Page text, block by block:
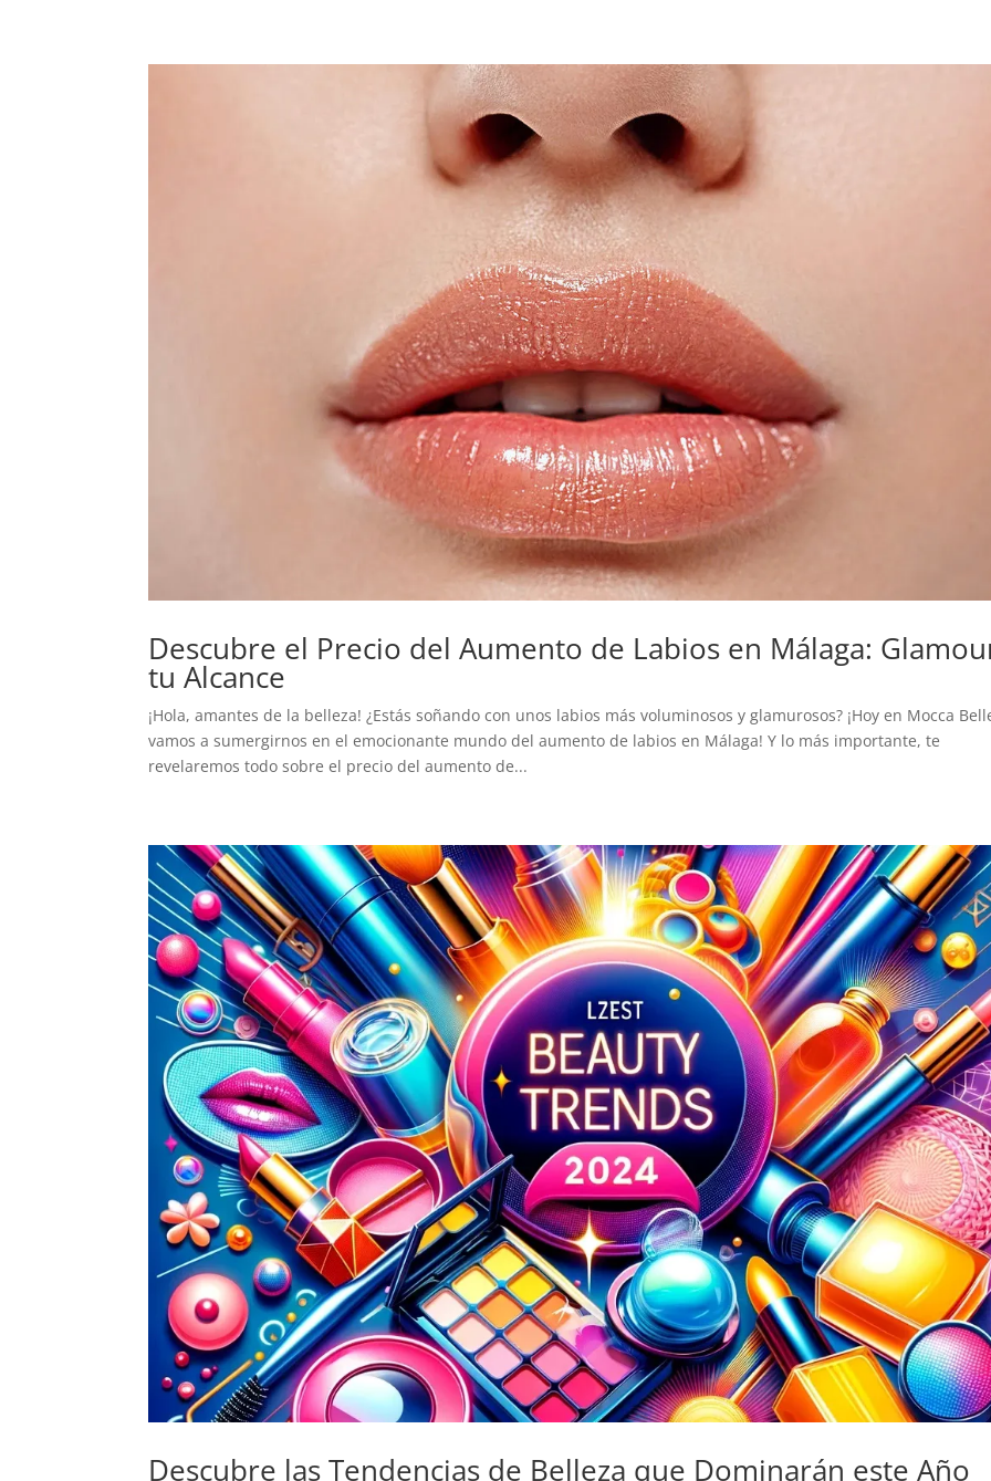
Descubre el Precio del Aumento de Labios en Málaga:
tu Alcance
¡Hola, amantes de la belleza! ¿Estás soñando con unos labios más voluminosos y glamurosos? ¡Hoy en Mocca
vamos a sumergirnos en el emocionante mundo del aumento de labios en Málaga! Y lo más importante, te
revelaremos todo sobre el precio del aumento de...
Descubre las Tendencias de Belleza que Dominarán este Año